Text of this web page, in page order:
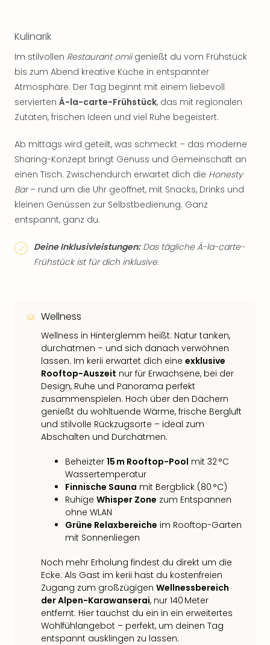
Kulinarik
Im stilvollen Restaurant omiigenießt du vom Frühstück
bis zum Abend kreative Küche in entspannter
Atmosphäre. Der Tag beginnt mit einem liebevoll
servierten Á-la-carte-Frühstück, das mit regionalen
Zutaten, frischen Ideen und viel Ruhe begeistert.
Ab mittags wird geteilt, was schmeckt – das moderne
Sharing-Konzept bringt Genuss und Gemeinschaft an
einen Tisch. Zwischendurch erwartet dich die Honesty
Bar– rund um die Uhr geöffnet, mit Snacks, Drinks und
kleinen Genüssen zur Selbstbedienung. Ganz
entspannt, ganz du.
Deine Inklusivleistungen:Das tägliche Á-la-carte-
Frühstück ist für dich inklusive.
Wellness
Wellness in Hinterglemm heißt: Natur tanken,
durchatmen – und sich danach verwöhnen
lassen. Im kerii erwartet dich eine exklusive
Rooftop-Auszeit nur für Erwachsene, bei der
Design, Ruhe und Panorama perfekt
zusammenspielen. Hoch über den Dächern
genießt du wohltuende Wärme, frische Bergluft
und stilvolle Rückzugsorte – ideal zum
Abschalten und Durchatmen.
Beheizter 15 m Rooftop-Pool mit 32 °C
Wassertemperatur
Finnische Sauna mit Bergblick (80 °C)
Ruhige Whisper Zone zum Entspannen
ohne WLAN
Grüne Relaxbereiche im Rooftop-Garten
mit Sonnenliegen
Noch mehr Erholung findest du direkt um die
Ecke: Als Gast im kerii hast du kostenfreien
Zugang zum großzügigen Wellnessbereich
der Alpen-Karawanserai, nur 140 Meter
entfernt. Hier tauchst du ein in ein erweitertes
Wohlfühlangebot – perfekt, um deinen Tag
entspannt ausklingen zu lassen: